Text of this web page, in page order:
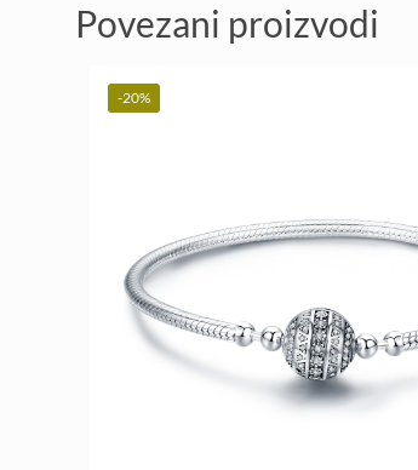
Povezani proizvodi
-20%